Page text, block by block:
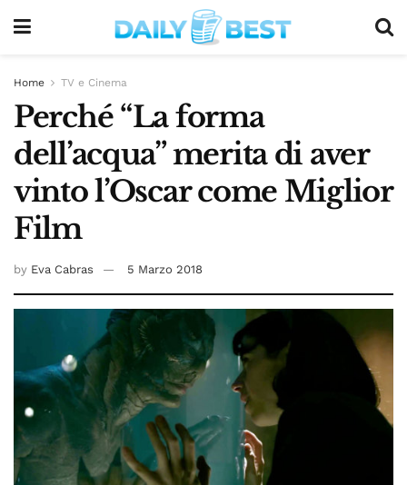
Home TV e Cinema
Perché “La forma
dell’acqua” merita di aver
vinto l’Oscar come Miglior
Film
by Eva Cabras 5 Marzo 2018